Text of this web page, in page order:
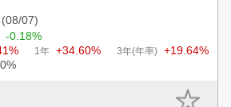
(08/07)
-0.18%
1年 +34.60% 3年(年率) +19.64%